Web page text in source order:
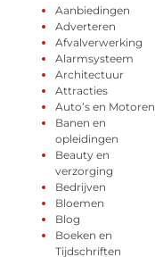
Aanbiedingen
Adverteren
Afvalverwerking
Alarmsysteem
Architectuur
Attracties
Auto’s en Motoren
Banen en
opleidingen
Beauty en
verzorging
Bedrijven
Bloemen
Blog
Boeken en
Tijdschriften